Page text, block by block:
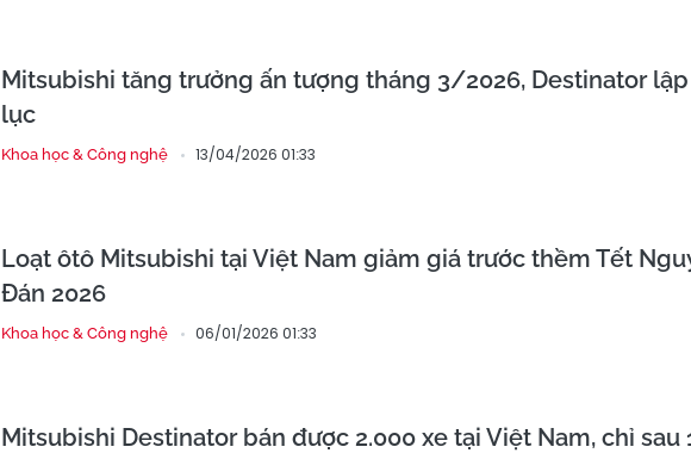
Mitsubishi tăng trưởng ấn tượng tháng 3/2026, Destinator
lục
Khoa học & Công nghệ 13/04/2026 01:33
Loạt ôtô Mitsubishi tại Việt Nam giảm giá trước thềm Tết
Đán 2026
Khoa học & Công nghệ 06/01/2026 01:33
Mitsubishi Destinator bán được 2.000 xe tại Việt Nam, chỉ sau